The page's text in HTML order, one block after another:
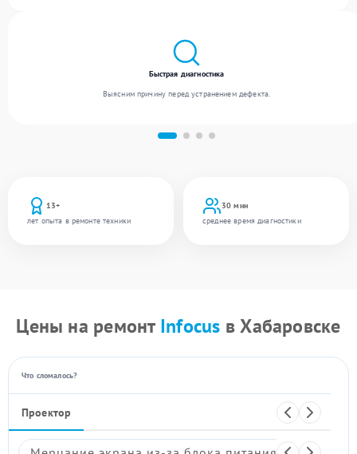
13+
лет опыта в ремонте техники
30 мин
среднее время диагностики
Быстрая диагностика
Выясним причину перед устранением дефекта.
Цены на ремонт Infocus в Хабаровске
Что сломалось?
Проектор